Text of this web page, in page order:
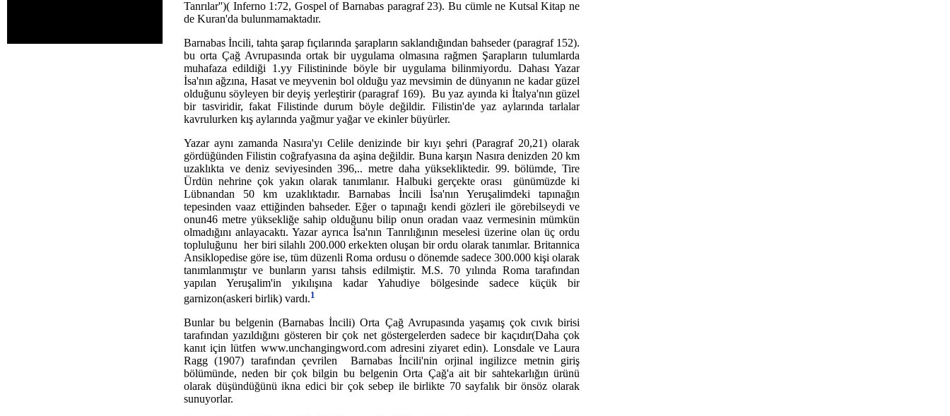
Tanrılar'')( Inferno 1:72, Gospel of Barnabas paragraf 23). Bu cümle ne Kutsal Kitap ne
de Kuran'da bulunmamaktadır.
Barnabas İncili, tahta şarap fıçılarında şarapların saklandığından bahseder (paragraf 152).
bu orta Çağ Avrupasında ortak bir uygulama olmasına rağmen Şarapların tulumlarda
muhafaza edildiği 1.yy Filistininde böyle bir uygulama bilinmiyordu. Dahası Yazar
İsa'nın ağzına, Hasat ve meyvenin bol olduğu yaz mevsimin de dünyanın ne kadar güzel
olduğunu söyleyen bir deyiş yerleştirir (paragraf 169). Bu yaz ayında ki İtalya'nın güzel
bir tasviridir, fakat Filistinde durum böyle değildir. Filistin'de yaz aylarında tarlalar
kavrulurken kış aylarında yağmur yağar ve ekinler büyürler.
Yazar aynı zamanda Nasıra'yı Celile denizinde bir kıyı şehri (Paragraf 20,21) olarak
gördüğünden Filistin coğrafyasına da aşina değildir. Buna karşın Nasıra denizden 20 km
uzaklıkta ve deniz seviyesinden 396,.. metre daha yüksekliktedir. 99. bölümde, Tire
Ürdün nehrine çok yakın olarak tanımlanır. Halbuki gerçekte orası günümüzde ki
Lübnandan 50 km uzaklıktadır. Barnabas İncili İsa'nın Yeruşalimdeki tapınağın
tepesinden vaaz ettiğinden bahseder. Eğer o tapınağı kendi gözleri ile görebilseydi ve
onun46 metre yüksekliğe sahip olduğunu bilip onun oradan vaaz vermesinin mümkün
olmadığını anlayacaktı. Yazar ayrıca İsa'nın Tanrılığının meselesi üzerine olan üç ordu
topluluğunu her biri silahlı 200.000 erkekten oluşan bir ordu olarak tanımlar. Britannica
Ansiklopedise göre ise, tüm düzenli Roma ordusu o dönemde sadece 300.000 kişi olarak
tanımlanmıştır ve bunların yarısı tahsis edilmiştir. M.S. 70 yılında Roma tarafından
yapılan Yeruşalim'in yıkılışına kadar Yahudiye bölgesinde sadece küçük bir
garnizon(askeri birlik) vardı.1
Bunlar bu belgenin (Barnabas İncili) Orta Çağ Avrupasında yaşamış çok cıvık birisi
tarafından yazıldığını gösteren bir çok net göstergelerden sadece bir kaçıdır(Daha çok
kanıt için lütfen www.unchangingword.com adresini ziyaret edin). Lonsdale ve Laura
Ragg (1907) tarafından çevrilen Barnabas İncili'nin orjinal ingilizce metnin giriş
bölümünde, neden bir çok bilgin bu belgenin Orta Çağ'a ait bir sahtekarlığın ürünü
olarak düşündüğünü ikna edici bir çok sebep ile birlikte 70 sayfalık bir önsöz olarak
sunuyorlar.